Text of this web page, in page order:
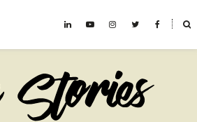
˟
This Blog